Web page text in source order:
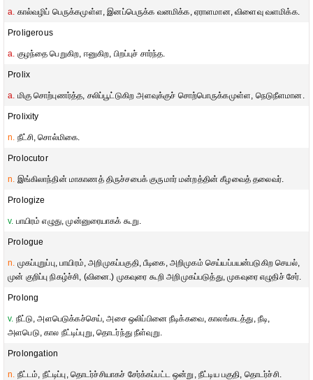
a. கால்வழிப் பெருக்கமுள்ள, இனப்பெருக்க வனமிக்க, ஏராளமான, விளைவு வளமிக்க.
Proligerous
a. குழந்தை பெறுகிற, ஈனுகிற, பிறப்புச் சார்ந்த.
Prolix
a. மிகு சொற்புணர்த்த, சலிப்பூட்டுகிற அளவுக்குச் சொற்பொருக்கமுள்ள, நெடுநீளமான.
Prolixity
n. நீட்சி, சொல்மிகை.
Prolocutor
n. இங்கிலாந்தின் மாகாணத் திருச்சபைக் குருமார் மன்றத்தின் கீழவைத் தலைவர்.
Prologize
v. பாயிரம் எழுது, முன்னுரையாகக் கூறு.
Prologue
n. முகப்புறுப்பு, பாயிரம், அறிமுகப்பகுதி, பீடிகை, அறிமுகம் செய்யப்பயன்படுகிற செயல்,
முன் குறிப்பு நிகழ்ச்சி, (வினை.) முகவுரை கூறி அறிமுகப்படுத்து, முகவுரை எழுதிச் சேர்.
Prolong
v. நீட்டு, அளபெடுக்கச்செய், அசை ஒலிப்பினை நீடிக்கவை, காலங்கடத்து, நீடி,
அளபெடு, கால நீட்டிப்புறு, தொடர்ந்து நீள்வுறு.
Prolongation
n. நீட்டம், நீட்டிப்பு, தொடர்ச்சியாகச் சேர்க்கப்பட்ட ஒன்று, நீட்டிய பகுதி, தொடர்ச்சி.